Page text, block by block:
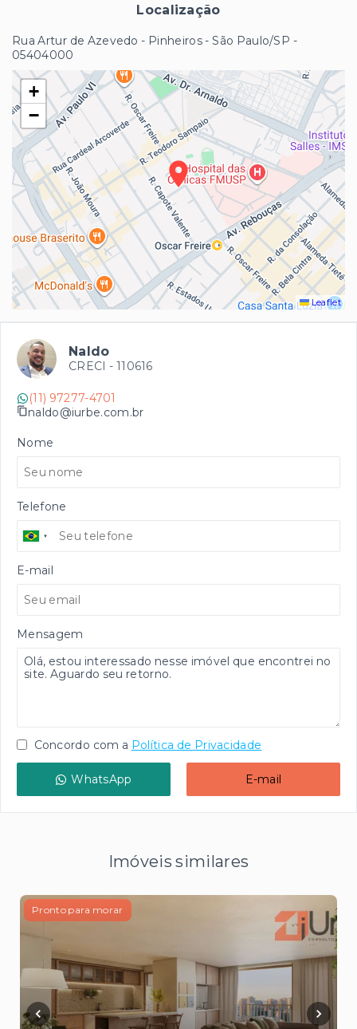
Localização
Rua Artur de Azevedo - Pinheiros - São Paulo/SP -
05404000
+
−
Leaflet
Naldo
CRECI - 110616
(11) 97277-4701
naldo@iurbe.com.br
Nome
Telefone
E-mail
Mensagem
Concordo com a Política de Privacidade
WhatsApp E-mail
Imóveis similares
Pronto para morar